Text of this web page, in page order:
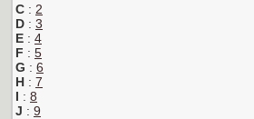
C : 2
D : 3
E : 4
F : 5
G : 6
H : 7
I : 8
J : 9